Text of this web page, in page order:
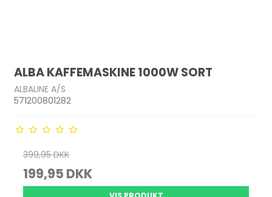
ALBA KAFFEMASKINE 1000W SORT
ALBALINE A/S
571200801282
399,95 DKK
199,95 DKK